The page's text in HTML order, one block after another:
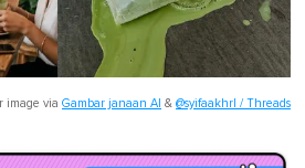
image via Gambar janaan AI & @syifaakhrl / Threads